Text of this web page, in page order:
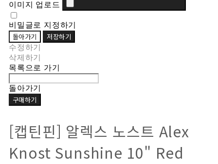
이미지 업로드
비밀글로 지정하기
돌아가기 저장하기
수정하기
삭제하기
목록으로 가기
돌아가기
구매하기
[캡틴핀] 알렉스 노스트 Alex
Knost Sunshine 10" Red